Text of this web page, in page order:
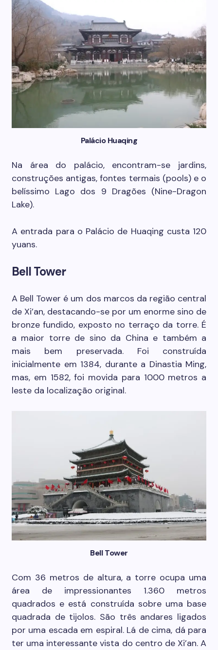
Palácio Huaqing
Na área do palácio, encontram-se jardins,
construções antigas, fontes termais (pools) e o
belíssimo Lago dos 9 Dragões (Nine-Dragon
Lake).
A entrada para o Palácio de Huaqing custa 120
yuans.
Bell Tower
A Bell Tower é um dos marcos da região central
de Xi’an, destacando-se por um enorme sino de
bronze fundido, exposto no terraço da torre. É
a maior torre de sino da China e também a
mais bem preservada. Foi construída
inicialmente em 1384, durante a Dinastia Ming,
mas, em 1582, foi movida para 1000 metros a
leste da localização original.
Bell Tower
Com 36 metros de altura, a torre ocupa uma
área de impressionantes 1.360 metros
quadrados e está construída sobre uma base
quadrada de tijolos. São três andares ligados
por uma escada em espiral. Lá de cima, dá para
ter uma interessante vista do centro de Xi’an. A